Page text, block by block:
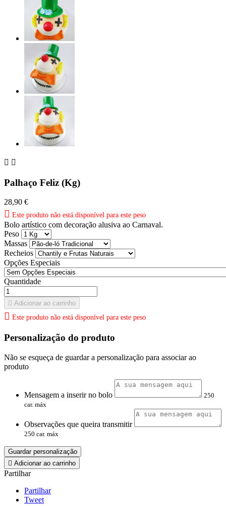
 
Palhaço Feliz (Kg)
28,90 €
 Este produto não está disponível para este peso
Bolo artístico com decoração alusiva ao Carnaval.
Peso
Massas
Recheios
Opções Especiais
Quantidade
 Adicionar ao carrinho
 Este produto não está disponível para este peso
Personalização do produto
Não se esqueça de guardar a personalização para associar ao
produto
Mensagem a inserir no bolo
250
car. máx
Observações que queira transmitir
250 car. máx
Guardar personalização
 Adicionar ao carrinho
Partilhar
Partilhar
Tweet